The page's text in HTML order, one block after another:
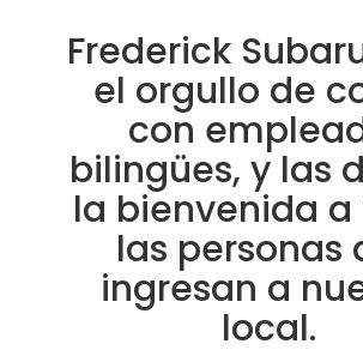
Frederick
el orgullo de
con
bilingües, y las
la bienvenida a
las personas
ingresan a
local.